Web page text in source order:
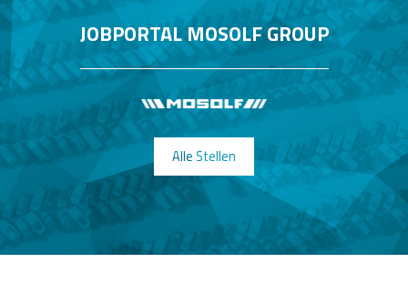
JOBPORTAL MOSOLF GROUP
Alle Stellen